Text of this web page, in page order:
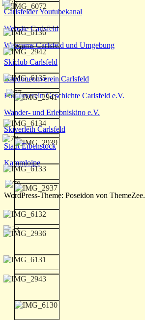
Carlsfelder Youtubekanal
Website Carlsfeld
Webcams Carlsfeld und Umgebung
Skiclub Carlsfeld
Bandoneonverein Carlsfeld
Förderverein Geschichte Carlsfeld e.V.
Wander- und Erlebniskino e.V.
Skiverleih Carlsfeld
Stadt Eibenstock
Kammloipe
WordPress-Theme: Poseidon von ThemeZee.